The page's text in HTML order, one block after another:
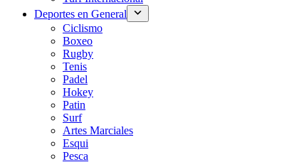
Deportes en General
Ciclismo
Boxeo
Rugby
Tenis
Padel
Hokey
Patin
Surf
Artes Marciales
Esqui
Pesca